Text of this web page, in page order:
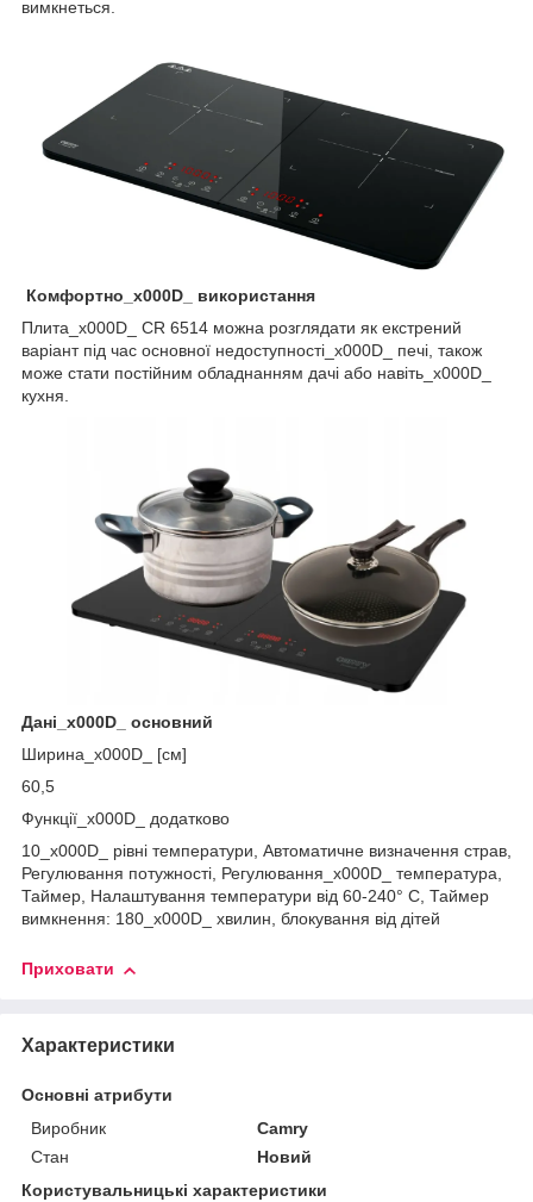
вимкнеться.
Комфортно_x000D_ використання
Плита_x000D_ CR 6514 можна розглядати як екстрений
варіант під час основної недоступності_x000D_ печі, також
може стати постійним обладнанням дачі або навіть_x000D_
кухня.
Дані_x000D_ основний
Ширина_x000D_ [см]
60,5
Функції_x000D_ додатково
10_x000D_ рівні температури, Автоматичне визначення страв,
Регулювання потужності, Регулювання_x000D_ температура,
Таймер, Налаштування температури від 60-240° C, Таймер
вимкнення: 180_x000D_ хвилин, блокування від дітей
Приховати
Характеристики
Основні атрибути
Виробник
Camry
Стан
Новий
Користувальницькі характеристики